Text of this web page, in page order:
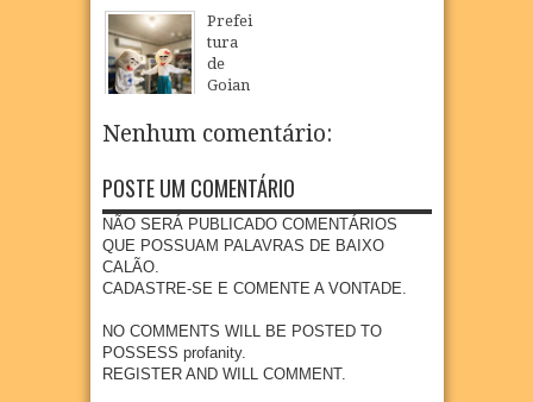
POVO
AÇÃO
DE
SÃO
ENÇO
Goian
a
ução
de
nova
escola
a com
a e
quadr
a em
Povoa
São
nço
07 Aug 2026
ção
infanti
Goian
04 Aug 2026
Prefei
tura
de
Goian
realiz
anha
de
Multiv
acinaç
para
as e
adoles
centes
Nenhum comentário:
POSTE UM COMENTÁRIO
NÃO SERÁ PUBLICADO COMENTÁRIOS
QUE POSSUAM PALAVRAS DE BAIXO
CALÃO.
CADASTRE-SE E COMENTE A VONTADE.
NO COMMENTS WILL BE POSTED TO
POSSESS profanity.
REGISTER AND WILL COMMENT.